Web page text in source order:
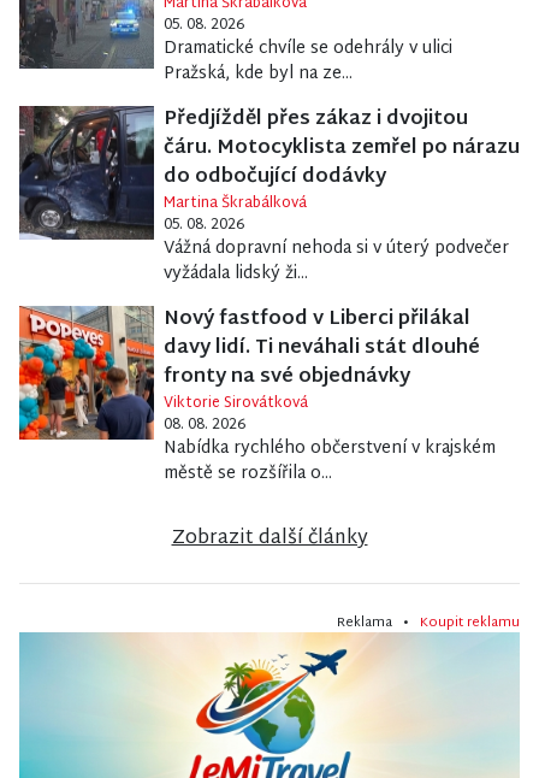
05. 08. 2026
Dramatické chvíle se odehrály v ulici
Pražská, kde byl na ze...
Předjížděl přes zákaz i dvojitou
čáru. Motocyklista zemřel po nárazu
do odbočující dodávky
Martina Škrabálková
05. 08. 2026
Vážná dopravní nehoda si v úterý podvečer
vyžádala lidský ži...
Nový fastfood v Liberci přilákal
davy lidí. Ti neváhali stát dlouhé
fronty na své objednávky
Viktorie Sirovátková
08. 08. 2026
Nabídka rychlého občerstvení v krajském
městě se rozšířila o...
Zobrazit další články
Reklama • Koupit reklamu